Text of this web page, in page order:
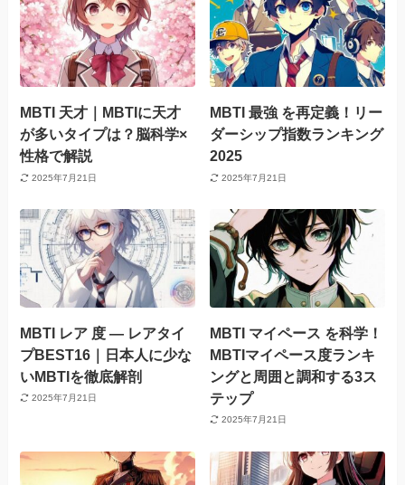
MBTI 天才｜MBTIに天才
が多いタイプは？脳科学×
性格で解説
2025年7月21日
MBTI 最強 を再定義！リー
ダーシップ指数ランキング
2025
2025年7月21日
MBTI レア 度 — レアタイ
プBEST16｜日本人に少な
いMBTIを徹底解剖
2025年7月21日
MBTI マイペース を科学！
MBTIマイペース度ランキ
ングと周囲と調和する3ス
テップ
2025年7月21日